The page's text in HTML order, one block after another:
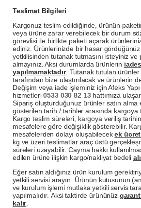
Teslimat Bilgileri
Kargonuz teslim edildiğinde, ürünün
veya ürüne zarar verebilecek bir durum
görevlisi ile birlikte paketi açarak
ediniz. Ürünlerinizde bir hasar
yetkilisinden tutanak tutmasını isteyiniz ve
almayınız. Aksi durumlarda ürünlerin
yapılmamaktadır. Tutanak tutulan ürünler
tarafından bize ulaştırılacak ve ürünlerin
Değişim veya iade işleminiz için Afeks
hizmetleri0533 030 82 13hattımıza
Sipariş oluşturduğunuz ürünler satın alma
gösterilen tarih / tarihler arasında kargoya
Kargo teslim süreleri, kargoya veriliş
mesafelere göre değişiklik gösterebilir.
mesafelerden dolayı oluşabilecekek
kg ve üzeri teslimatlar araç üstü
süreleri uzayabilir. Cayma hakkı
edilen ürüne ilişkin kargo/nakliyat bedeli
Eğer satın aldığınız ürün kurulum
yetkili servisi arayın. Ürünün kutusunun
ve kurulum işlemi mutlaka yetkili servis
yapılmalıdır. Aksi taktirde ürününüz
kalır.